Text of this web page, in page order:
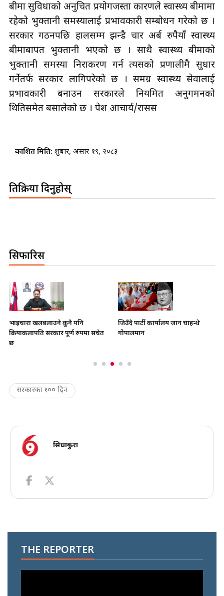
बीमा सुविधाको अनुचित प्रयोगजस्ता कारणले स्वास्थ्य बीमामा
रहेको भुक्तानी समस्यालाई प्रभावकारी सम्बोधन गरेको छ ।
सरकार गठनपछि हालसम्म झन्डै चार अर्ब रुपैयाँ स्वास्थ्य
बीमाबापत भुक्तानी भएको छ । साथै स्वास्थ्य बीमाको
भुक्तानी समस्या निराकरण गर्न त्यसको प्रणालीमै सुधार
गर्नेतर्फ सरकार लागिपरेको छ । समग्र स्वास्थ्य सेवालाई
प्रभावकारी बनाउन सरकारले नियमित अनुगमनको
थितिसमेत बसालेको छ । रूपेश आचार्य/रासस
प्रकाशित मिति: शुक्रबार, असार १९, २०८३
प्रतिक्रिया दिनुहोस्
सिफारिस
भाइचारा खलबलाउने कुनै पनि
क्रियाकलापप्रति सरकार पूर्ण रुपमा सचेत
छ
जिउँदै पार्टी कार्यालय जान चाहन्थे
गोपालमान
सरकारका १०० दिन
सिधाकुरा
THE REPORTER